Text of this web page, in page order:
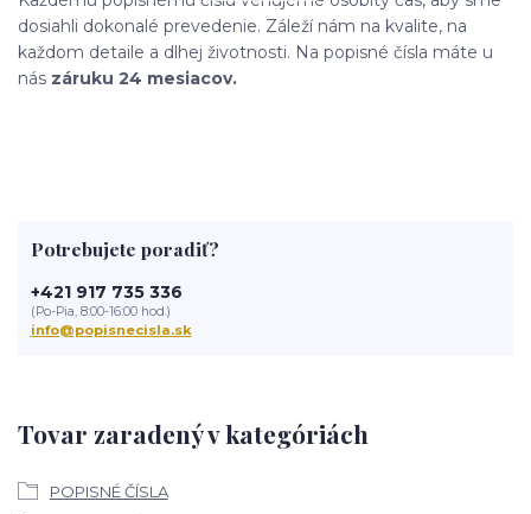
dosiahli dokonalé prevedenie. Záleží nám na kvalite, na
každom detaile a dlhej životnosti. Na popisné čísla máte u
nás záruku 24 mesiacov.
Tovar zaradený v kategóriách
POPISNÉ ČÍSLA
Potrebujete poradiť?
+421 917 735 336
(Po-Pia, 8:00-16:00 hod.)
info@popisnecisla.sk